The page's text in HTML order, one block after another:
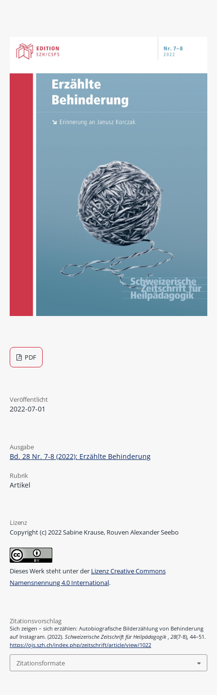
PDF
Veröffentlicht
2022-07-01
Ausgabe
Bd. 28 Nr. 7-8 (2022): Erzählte Behinderung
Rubrik
Artikel
Lizenz
Copyright (c) 2022 Sabine Krause, Rouven Alexander Seebo
Dieses Werk steht unter der Lizenz Creative Commons
Namensnennung 4.0 International.
Zitationsvorschlag
Sich zeigen – sich erzählen: Autobiografische Bilderzählung von Behinderung
auf Instagram. (2022). Schweizerische Zeitschrift für Heilpädagogik , 28(7-8), 44–51.
https://ojs.szh.ch/index.php/zeitschrift/article/view/1022
Zitationsformate